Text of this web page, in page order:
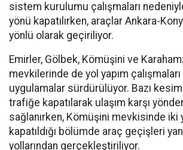
sistem kurulumu çalışmaları
yönü kapatılırken, araçlar Ankara-
yönlü olarak geçiriliyor.
Emirler, Gölbek, Kömüşini ve
mevkilerinde de yol yapım
uygulamalar sürdürülüyor. Bazı
trafiğe kapatılarak ulaşım karşı
sağlanırken, Kömüşini mevkisinde iki
kapatıldığı bölümde araç geçişleri
yollarından gerçekleştiriliyor.